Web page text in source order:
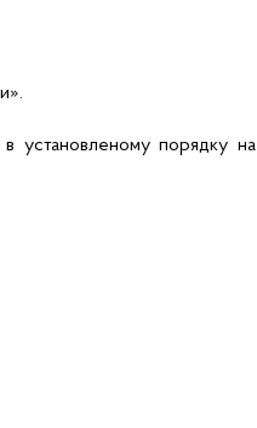
установленому порядку на